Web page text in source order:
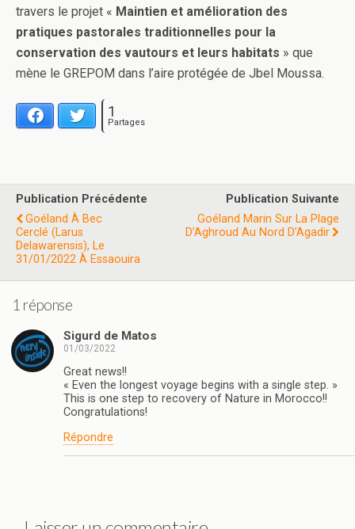
travers le projet « Maintien et amélioration des
pratiques pastorales traditionnelles pour la
conservation des vautours et leurs habitats » que
mène le GREPOM dans l’aire protégée de Jbel Moussa.
Facebook Twitter
Partages
1
Publication Précédente
Goéland À Bec
Cerclé (Larus
Delawarensis), Le
31/01/2022 À Essaouira
Publication Suivante
Goéland Marin Sur La Plage
D’Aghroud Au Nord D’Agadir
1 réponse
Sigurd de Matos
01/03/2022
Great news!!
« Even the longest voyage begins with a single step. »
This is one step to recovery of Nature in Morocco!!
Congratulations!
Répondre